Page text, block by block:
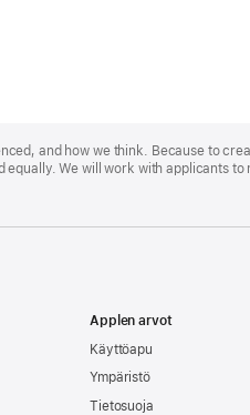
and how we think. Because to
We will work with applicants to
Applen arvot
Käyttöapu
Ympäristö
Tietosuoja